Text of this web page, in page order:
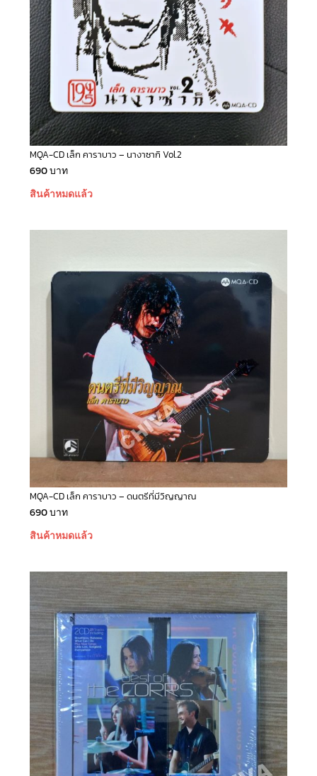
MQA-CD เล็ก คาราบาว – นางาซากิ Vol.2
690บาท
สินค้าหมดแล้ว
MQA-CD เล็ก คาราบาว – ดนตรีที่มีวิญญาณ
690บาท
สินค้าหมดแล้ว